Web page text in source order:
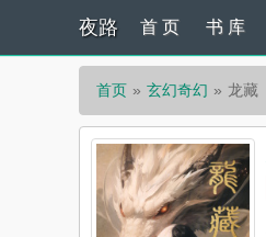
夜路 首 页 书 库
首页 玄幻奇幻 龙藏